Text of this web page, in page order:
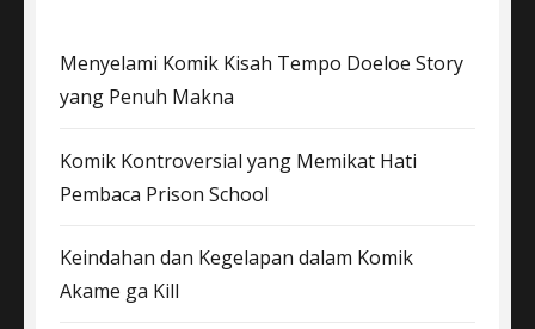
Menyelami Komik Kisah Tempo Doeloe Story
yang Penuh Makna
Komik Kontroversial yang Memikat Hati
Pembaca Prison School
Keindahan dan Kegelapan dalam Komik
Akame ga Kill